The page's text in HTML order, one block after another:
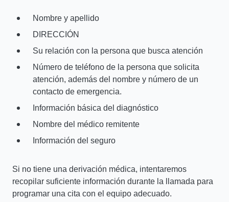
Nombre y apellido
DIRECCIÓN
Su relación con la persona que busca atención
Número de teléfono de la persona que solicita
atención, además del nombre y número de un
contacto de emergencia.
Información básica del diagnóstico
Nombre del médico remitente
Información del seguro
Si no tiene una derivación médica, intentaremos
recopilar suficiente información durante la llamada para
programar una cita con el equipo adecuado.